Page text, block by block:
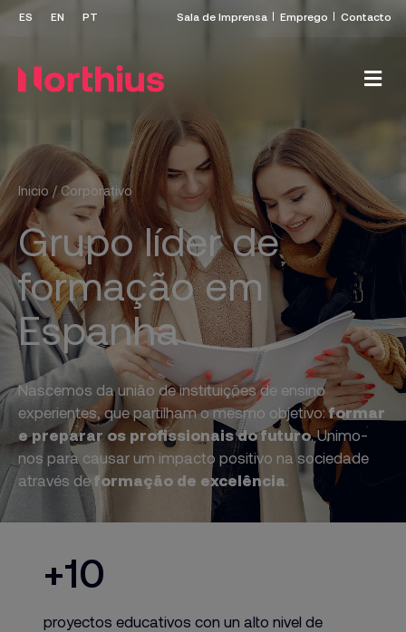
Sala de Imprensa Emprego Contacto
Inicio /Corporativo
Grupo líder de
formação em
Espanha
Nascemos da união de instituições de ensino
experientes, que partilham o mesmo objetivo:formar
e preparar os profissionais do futuro. Unimo-
nos para causar um impacto positivo na sociedade
através deformação de excelência.
+10
proyectos educativos con un alto nivel de